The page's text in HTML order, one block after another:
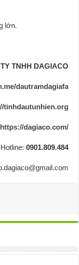
lớn.
TNHH DAGIACO
dautramdagiafa
tinhdautunhien.org
https://dagiaco.com/
Hotline: 0901.809.484